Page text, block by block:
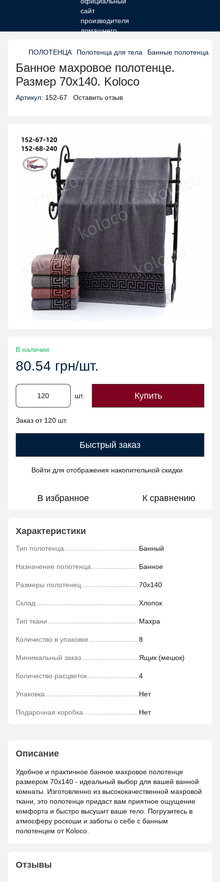
ПОЛОТЕНЦА Полотенца для тела Банные полотенца
Банное махровое полотенце.
Размер 70х140. Koloco
Артикул: 152-67 Оставить отзыв
В наличии
80.54 грн/шт.
шт. Купить
Заказ от 120 шт.
Быстрый заказ
Войти для отображения накопительной скидки
В избранное К сравнению
Характеристики
Тип полотенца Банный
Назначение полотенца Банное
Размеры полотенец 70х140
Склад Хлопок
Тип ткани Махра
Количество в упаковке 8
Минимальный заказ Ящик (мешок)
Количество расцветок 4
Упаковка Нет
Подарочная коробка Нет
Описание
Удобное и практичное банное махровое полотенце
размером 70х140 - идеальный выбор для вашей ванной
комнаты. Изготовленно из высококачественной махровой
ткани, это полотенце придаст вам приятное ощущение
комфорта и быстро высушит ваше тело. Погрузитесь в
атмосферу роскоши и заботы о себе с банным
полотенцем от Koloco.
Отзывы